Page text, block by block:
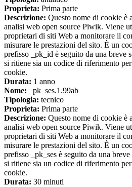
Proprieta: Prima parte
Descrizione: Questo nome di cookie è
analisi web open source Piwik. Viene
proprietari di siti Web a monitorare il
misurare le prestazioni del sito. È un
prefisso _pk_id è seguito da una breve
si ritiene sia un codice di riferimento
cookie.
Durata: 1 anno
Nome: _pk_ses.1.99ab
Tipologia: tecnico
Proprieta: Prima parte
Descrizione: Questo nome di cookie è
analisi web open source Piwik. Viene
proprietari di siti Web a monitorare il
misurare le prestazioni del sito. È un
prefisso _pk_ses è seguito da una
si ritiene sia un codice di riferimento
cookie.
Durata: 30 minuti